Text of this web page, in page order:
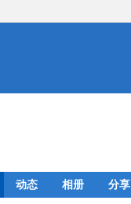
动态 相册 分享